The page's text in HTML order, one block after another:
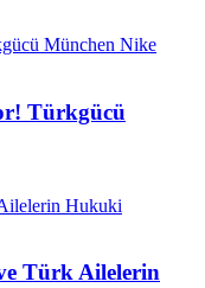
Türkgücü
Türk Ailelerin